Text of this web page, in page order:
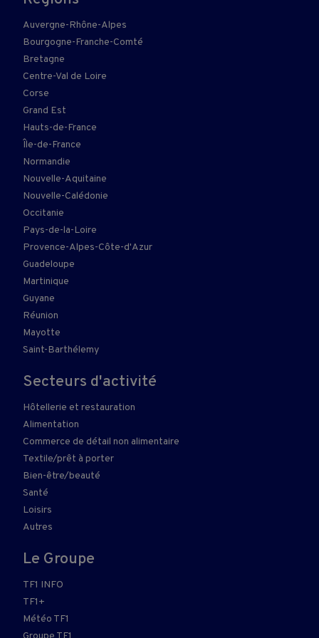
Auvergne-Rhône-Alpes
Bourgogne-Franche-Comté
Bretagne
Centre-Val de Loire
Corse
Grand Est
Hauts-de-France
Île-de-France
Normandie
Nouvelle-Aquitaine
Nouvelle-Calédonie
Occitanie
Pays-de-la-Loire
Provence-Alpes-Côte-d'Azur
Guadeloupe
Martinique
Guyane
Réunion
Mayotte
Saint-Barthélemy
Secteurs d'activité
Hôtellerie et restauration
Alimentation
Commerce de détail non alimentaire
Textile/prêt à porter
Bien-être/beauté
Santé
Loisirs
Autres
Le Groupe
TF1 INFO
TF1+
Météo TF1